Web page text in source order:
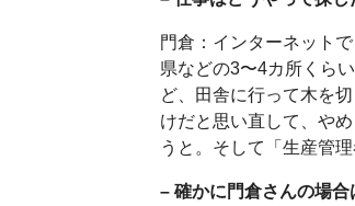
門倉：インターネット
県などの3〜4カ所くら
ど、田舎に行って木を
けだと思い直して、や
うと。そして「生産管
– 確かに門倉さんの場